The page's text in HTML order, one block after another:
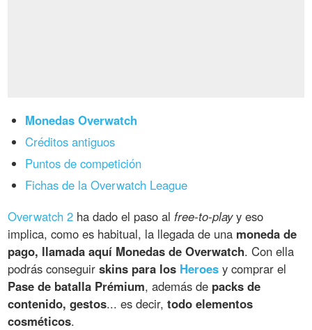
Monedas Overwatch
Créditos antiguos
Puntos de competición
Fichas de la Overwatch League
Overwatch 2 ha dado el paso al free-to-playy eso
implica, como es habitual, la llegada de una moneda de
pago, llamada aquí Monedas de Overwatch. Con ella
podrás conseguirskins para los Heroes y comprar el
Pase de batalla Prémium, además de packs de
contenido, gestos... es decir,todo elementos
cosméticos.